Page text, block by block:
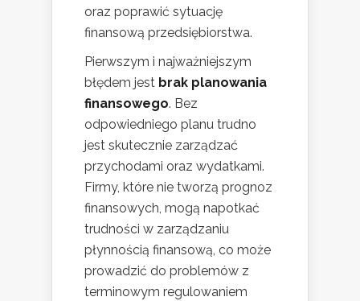
oraz poprawić sytuację
finansową przedsiębiorstwa.
Pierwszym i najważniejszym
błędem jest brak planowania
finansowego. Bez
odpowiedniego planu trudno
jest skutecznie zarządzać
przychodami oraz wydatkami.
Firmy, które nie tworzą prognoz
finansowych, mogą napotkać
trudności w zarządzaniu
płynnością finansową, co może
prowadzić do problemów z
terminowym regulowaniem